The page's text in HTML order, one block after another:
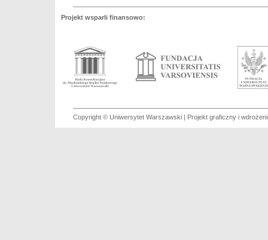
Projekt wsparli finansowo:
Copyright © Uniwersytet Warszawski | Projekt graficzny i